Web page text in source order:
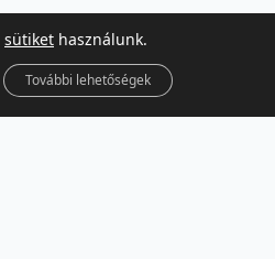
sütiket használunk.
További lehetőségek